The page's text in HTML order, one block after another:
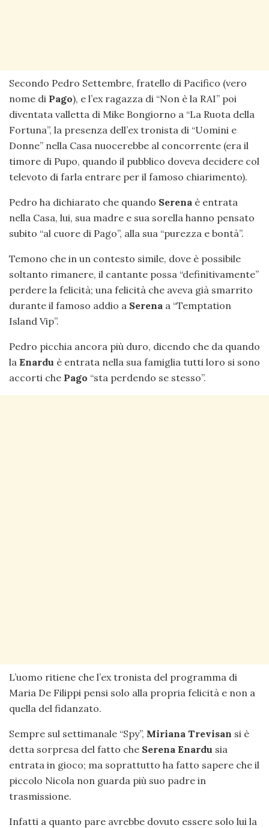
Secondo Pedro Settembre, fratello di Pacifico (vero
nome di Pago), e l’ex ragazza di “Non è la RAI” poi
diventata valletta di Mike Bongiorno a “La Ruota della
Fortuna”, la presenza dell’ex tronista di “Uomini e
Donne” nella Casa nuocerebbe al concorrente (era il
timore di Pupo, quando il pubblico doveva decidere col
televoto di farla entrare per il famoso chiarimento).
Pedro ha dichiarato che quando Serena è entrata
nella Casa, lui, sua madre e sua sorella hanno pensato
subito “al cuore di Pago”, alla sua “purezza e bontà”.
Temono che in un contesto simile, dove è possibile
soltanto rimanere, il cantante possa “definitivamente”
perdere la felicità; una felicità che aveva già smarrito
durante il famoso addio a Serena a “Temptation
Island Vip”.
Pedro picchia ancora più duro, dicendo che da quando
la Enardu è entrata nella sua famiglia tutti loro si sono
accorti che Pago “sta perdendo se stesso”.
L’uomo ritiene che l’ex tronista del programma di
Maria De Filippi pensi solo alla propria felicità e non a
quella del fidanzato.
Sempre sul settimanale “Spy”, Miriana Trevisan si è
detta sorpresa del fatto che Serena Enardu sia
entrata in gioco; ma soprattutto ha fatto sapere che il
piccolo Nicola non guarda più suo padre in
trasmissione.
Infatti a quanto pare avrebbe dovuto essere solo lui la